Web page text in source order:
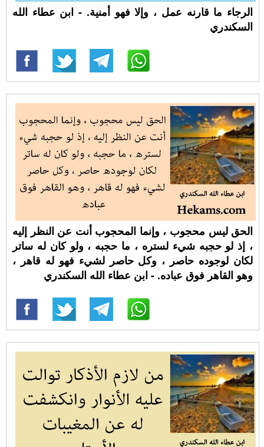
الرجاء ما قارنه عمل ، وإلا فهو أمنية. - ابن عطاء الله
السكندري
الحق ليس محجوب ، وإنما المحجوب أنت عن النظر إليه
، إذ لو حجبه شيء لستره ، ما حجبه ، ولو كان له ساتر
لكان لوجوده حاصر ، وكل حاصر لشيء فهو له قاهر ،
وهو القاهر فوق عباده. - ابن عطاء الله السكندري